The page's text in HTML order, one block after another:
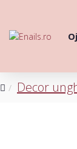
Decor